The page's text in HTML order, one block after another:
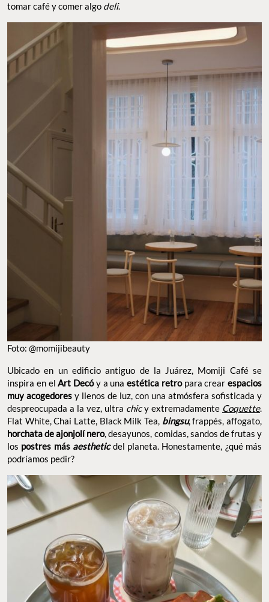
tomar café y comer algo deli.
Foto: @momijibeauty
Ubicado en un edificio antiguo de la Juárez, Momiji Café se
inspira en elArt Decóy a una estética retropara crear espacios
muy acogedores y llenos de luz, con una atmósfera sofisticada y
despreocupada a la vez, ultra chicy extremadamente Coquette.
Flat White, Chai Latte, Black Milk Tea, bingsu, frappés, affogato,
horchata de ajonjolí nero, desayunos, comidas, sandos de frutas y
los postres más aesthetic del planeta. Honestamente, ¿qué más
podríamos pedir?